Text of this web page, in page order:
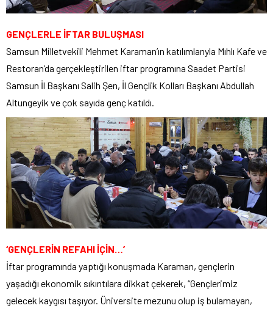
GENÇLERLE İFTAR BULUŞMASI
Samsun Milletvekili Mehmet Karaman’ın katılımlarıyla Mıhlı Kafe ve
Restoran’da gerçekleştirilen iftar programına Saadet Partisi
Samsun İl Başkanı Salih Şen, İl Gençlik Kolları Başkanı Abdullah
Altungeyik ve çok sayıda genç katıldı.
‘GENÇLERİN REFAHI İÇİN…’
İftar programında yaptığı konuşmada Karaman, gençlerin
yaşadığı ekonomik sıkıntılara dikkat çekerek, “Gençlerimiz
gelecek kaygısı taşıyor. Üniversite mezunu olup iş bulamayan,